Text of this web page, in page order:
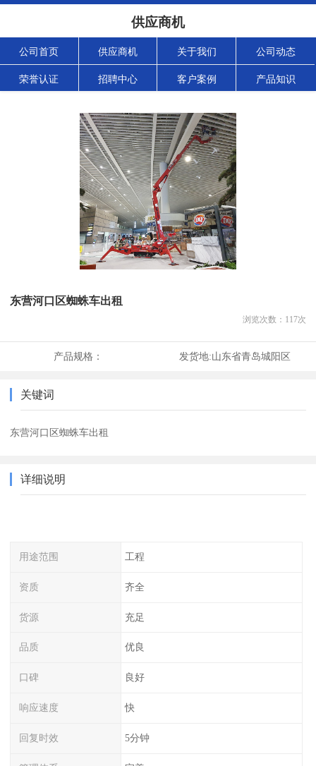
供应商机
公司首页 供应商机 关于我们 公司动态
荣誉认证 招聘中心 客户案例 产品知识
东营河口区蜘蛛车出租
浏览次数： 117次
产品规格： 发货地:山东省青岛城阳区
关键词
东营河口区蜘蛛车出租
详细说明
用途范围 工程
资质 齐全
货源 充足
品质 优良
口碑 良好
响应速度 快
回复时效 5分钟